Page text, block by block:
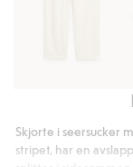
linblanding
Skjorte i seersucker
stripet, har en